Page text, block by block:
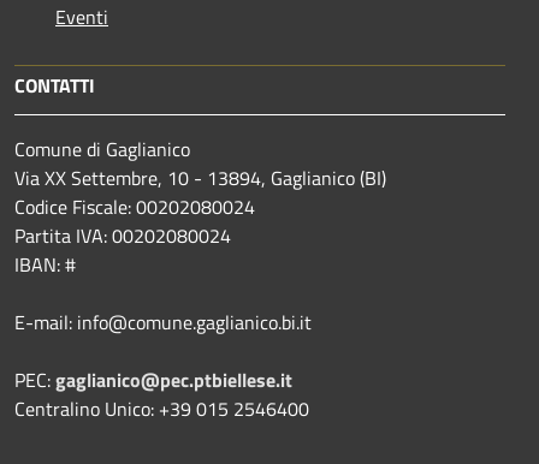
Eventi
CONTATTI
Comune di Gaglianico
Via XX Settembre, 10 - 13894, Gaglianico (BI)
Codice Fiscale: 00202080024
Partita IVA: 00202080024
IBAN: #
E-mail: info@comune.gaglianico.bi.it
PEC:gaglianico@pec.ptbiellese.it
Centralino Unico: +39 015 2546400